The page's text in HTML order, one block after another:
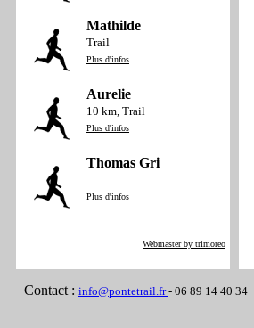
Mathilde
Trail
Plus d'infos
Aurelie
10 km, Trail
Plus d'infos
Thomas Gri
Plus d'infos
Webmaster by trimoreo
Contact : info@pontetrail.fr- 06 89 14 40 34